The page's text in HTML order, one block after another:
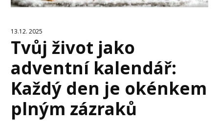
13.12. 2025
Tvůj život jako
adventní kalendář:
Každý den je okénkem
plným zázraků